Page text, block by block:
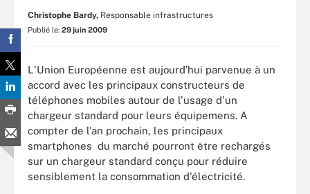
Christophe Bardy, Responsable infrastructures
Publié le: 29 juin 2009
L'Union Européenne est aujourd'hui parvenue à un
accord avec les principaux constructeurs de
téléphones mobiles autour de l'usage d'un
chargeur standard pour leurs équipemens. A
compter de l'an prochain, les principaux
smartphones du marché pourront être rechargés
sur un chargeur standard conçu pour réduire
sensiblement la consommation d'électricité.